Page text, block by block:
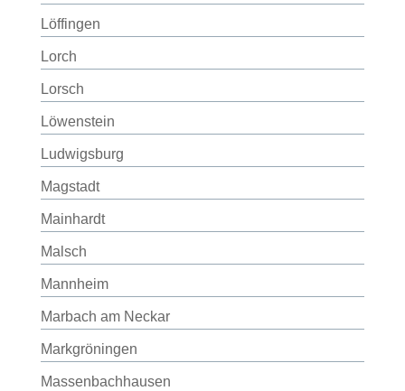
Löffingen
Lorch
Lorsch
Löwenstein
Ludwigsburg
Magstadt
Mainhardt
Malsch
Mannheim
Marbach am Neckar
Markgröningen
Massenbachhausen